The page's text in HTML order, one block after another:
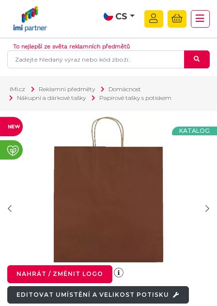
CS
To nejlepší ze světa reklamních předmětů
IMI.cz Reklamní předměty
Domácnost
Nákupní a dárkové tašky
Papírové tašky s potiskem
KATALOG
NAHRÁT / ZMĚNIT LOGO
EDITOVAT UMÍSTĚNÍ A VELIKOST POTISKU